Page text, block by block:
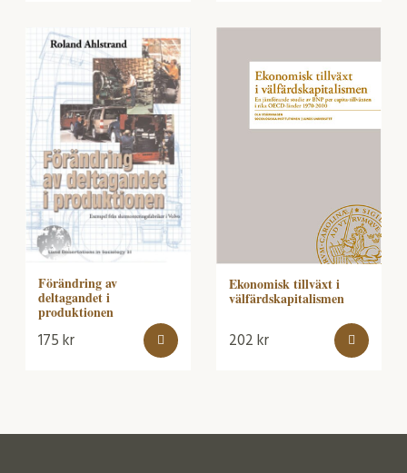
Förändring av
deltagandet i
produktionen
175kr
Ekonomisk tillväxt i
välfärdskapitalismen
202kr